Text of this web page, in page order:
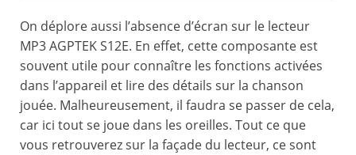
On déplore aussi l’absence d’écran sur le lecteur
MP3 AGPTEK S12E. En effet, cette composante est
souvent utile pour connaître les fonctions activées
dans l’appareil et lire des détails sur la chanson
jouée. Malheureusement, il faudra se passer de cela,
car ici tout se joue dans les oreilles. Tout ce que
vous retrouverez sur la façade du lecteur, ce sont